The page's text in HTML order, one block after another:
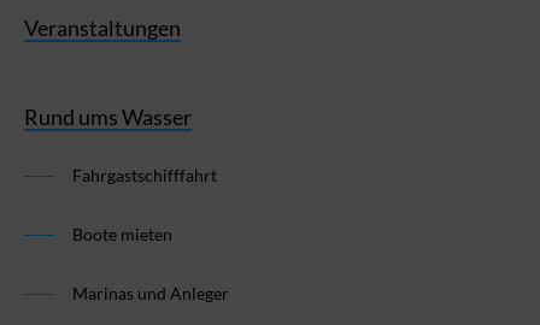
Veranstaltungen
Rund ums Wasser
Fahrgastschifffahrt
Boote mieten
Marinas und Anleger